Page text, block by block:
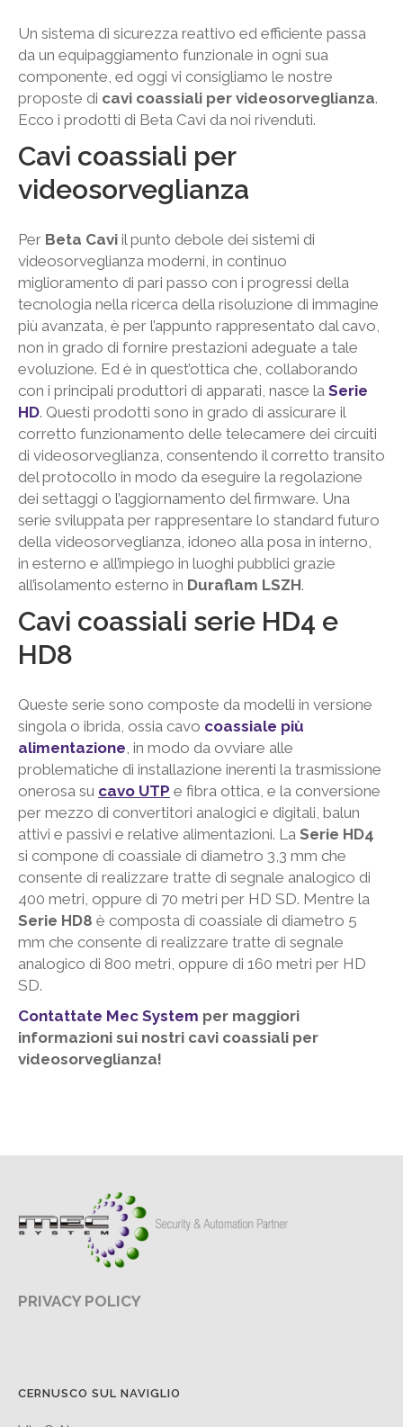
Un sistema di sicurezza reattivo ed efficiente passa
da un equipaggiamento funzionale in ogni sua
componente, ed oggi vi consigliamo le nostre
proposte di cavi coassiali per videosorveglianza.
Ecco i prodotti di Beta Cavi da noi rivenduti.
Cavi coassiali per
videosorveglianza
Per Beta Cavi il punto debole dei sistemi di
videosorveglianza moderni, in continuo
miglioramento di pari passo con i progressi della
tecnologia nella ricerca della risoluzione di immagine
più avanzata, è per l’appunto rappresentato dal cavo,
non in grado di fornire prestazioni adeguate a tale
evoluzione. Ed è in quest’ottica che, collaborando
con i principali produttori di apparati, nasce la Serie
HD. Questi prodotti sono in grado di assicurare il
corretto funzionamento delle telecamere dei circuiti
di videosorveglianza, consentendo il corretto transito
del protocollo in modo da eseguire la regolazione
dei settaggi o l’aggiornamento del firmware. Una
serie sviluppata per rappresentare lo standard futuro
della videosorveglianza, idoneo alla posa in interno,
in esterno e all’impiego in luoghi pubblici grazie
all’isolamento esterno in Duraflam LSZH.
Cavi coassiali serie HD4 e
HD8
Queste serie sono composte da modelli in versione
singola o ibrida, ossia cavo coassiale più
alimentazione , in modo da ovviare alle
problematiche di installazione inerenti la trasmissione
onerosa su cavo UTP e fibra ottica, e la conversione
per mezzo di convertitori analogici e digitali, balun
attivi e passivi e relative alimentazioni. La Serie HD4
si compone di coassiale di diametro 3,3 mm che
consente di realizzare tratte di segnale analogico di
400 metri, oppure di 70 metri per HD SD. Mentre la
Serie HD8 è composta di coassiale di diametro 5
mm che consente di realizzare tratte di segnale
analogico di 800 metri, oppure di 160 metri per HD
SD.
Contattate Mec System per maggiori
informazioni sui nostri cavi coassiali per
videosorveglianza!
PRIVACY POLICY
CERNUSCO SUL NAVIGLIO